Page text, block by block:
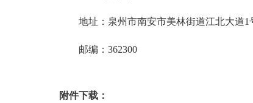
地址：泉州市南安市美林街道江北大道1
邮编： 362300
附件下载：